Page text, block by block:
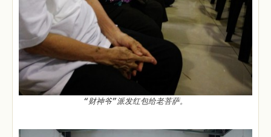
“财神爷”派发红包给老菩萨。